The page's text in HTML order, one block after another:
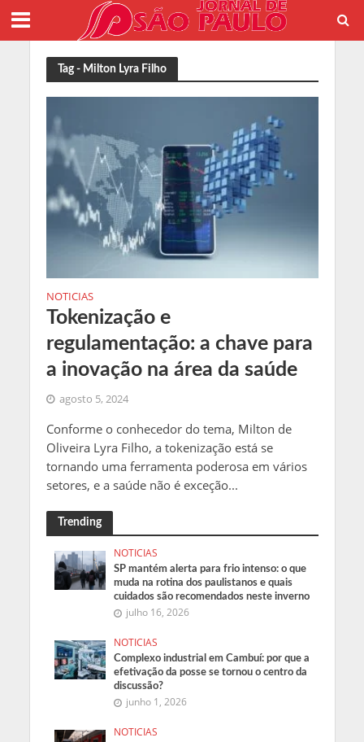
Tag - Milton Lyra Filho
NOTICIAS
Tokenização e
regulamentação: a chave para
a inovação na área da saúde
agosto 5, 2024
Conforme o conhecedor do tema, Milton de
Oliveira Lyra Filho, a tokenização está se
tornando uma ferramenta poderosa em vários
setores, e a saúde não é exceção...
Trending
NOTICIAS
SP mantém alerta para frio intenso: o que
muda na rotina dos paulistanos e quais
cuidados são recomendados neste inverno
julho 16, 2026
NOTICIAS
Complexo industrial em Cambuí: por que a
efetivação da posse se tornou o centro da
discussão?
junho 1, 2026
NOTICIAS